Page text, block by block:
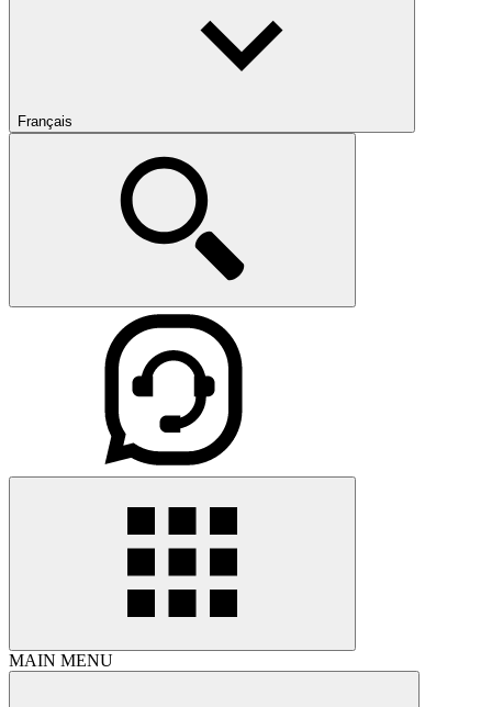
Français
MAIN MENU